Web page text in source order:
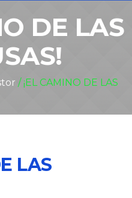
DE LAS
/¡EL CAMINO DE LAS
LAS